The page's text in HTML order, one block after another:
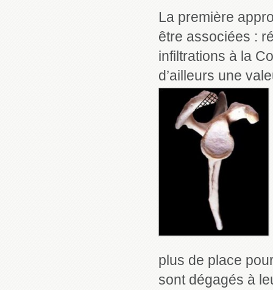
La première
être associées :
infiltrations à la
d’ailleurs une
plus de place
sont dégagés à